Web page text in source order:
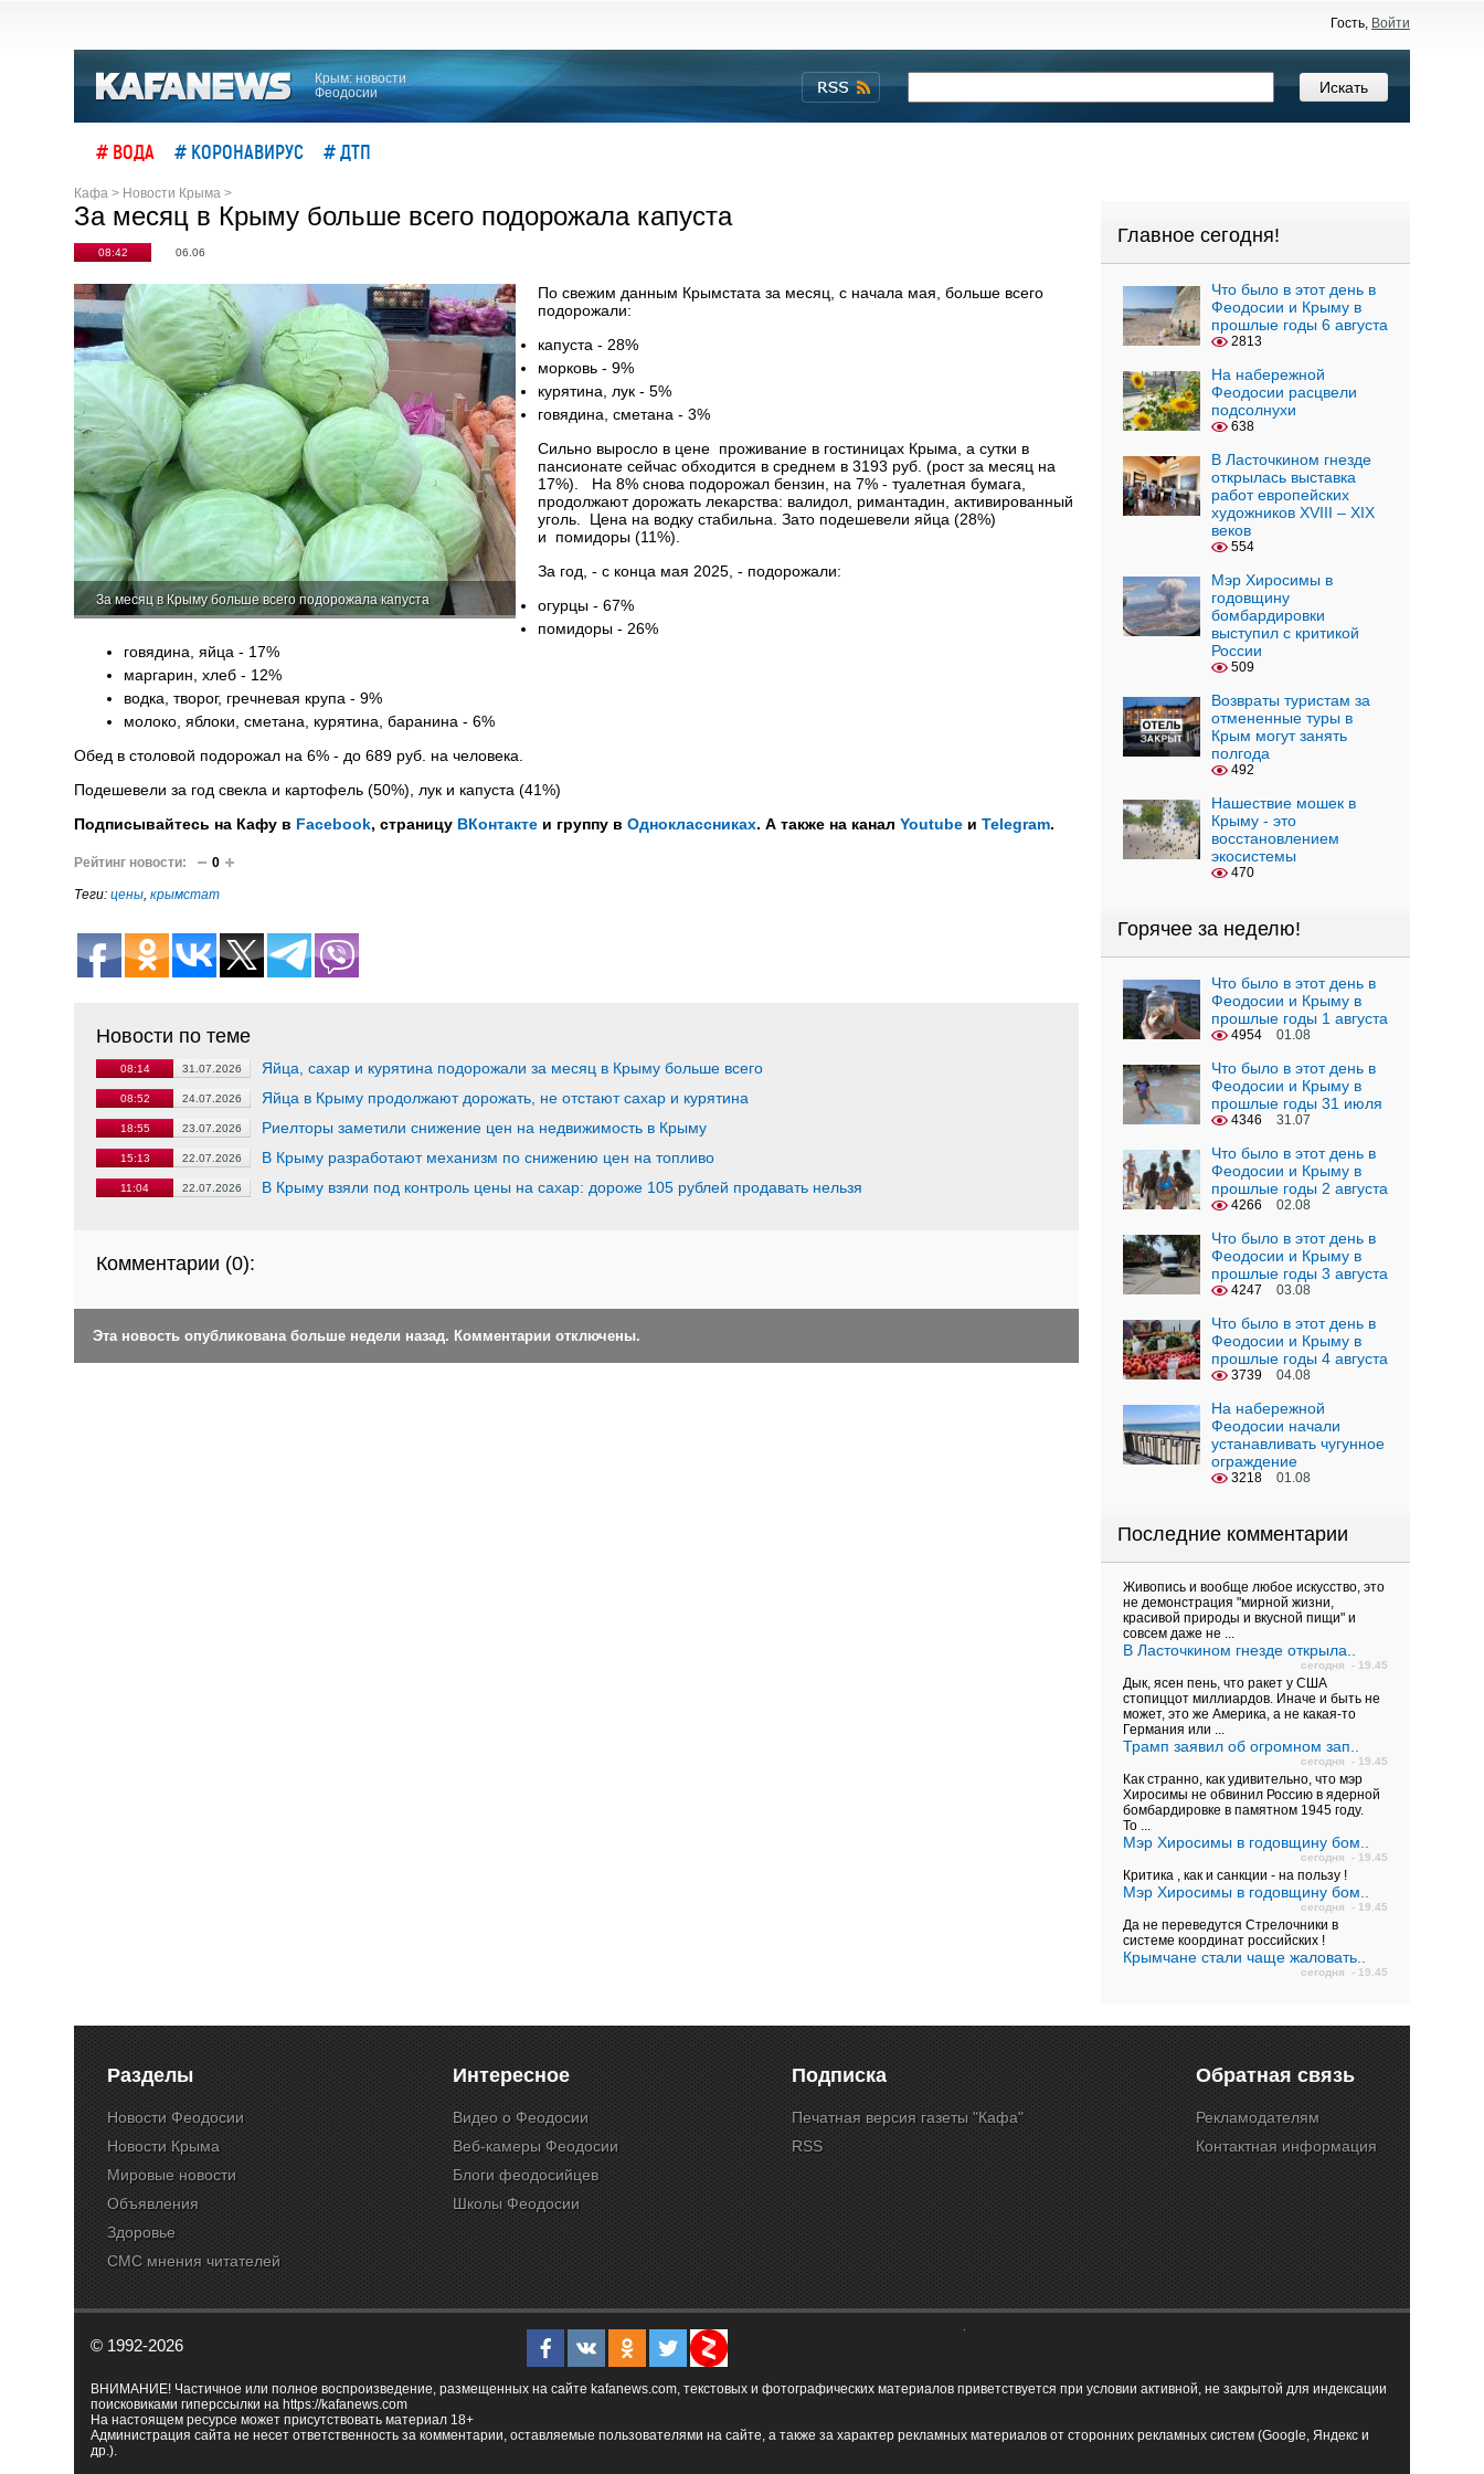
Гость, Войти
Крым: новости
Феодосии
# ВОДА # КОРОНАВИРУС # ДТП
Кафа > Новости Крыма >
За месяц в Крыму больше всего подорожала капуста
08:42 06.06
За месяц в Крыму больше всего подорожала капуста
По свежим данным Крымстата за месяц, с начала мая, больше всего
подорожали:
капуста - 28%
морковь - 9%
курятина, лук - 5%
говядина, сметана - 3%
Сильно выросло в цене проживание в гостиницах Крыма, а сутки в
пансионате сейчас обходится в среднем в 3193 руб. (рост за месяц на
17%). На 8% снова подорожал бензин, на 7% - туалетная бумага,
продолжают дорожать лекарства: валидол, римантадин, активированный
уголь. Цена на водку стабильна. Зато подешевели яйца (28%)
и помидоры (11%).
За год, - с конца мая 2025, - подорожали:
огурцы - 67%
помидоры - 26%
говядина, яйца - 17%
маргарин, хлеб - 12%
водка, творог, гречневая крупа - 9%
молоко, яблоки, сметана, курятина, баранина - 6%
Обед в столовой подорожал на 6% - до 689 руб. на человека.
Подешевели за год свекла и картофель (50%), лук и капуста (41%)
Подписывайтесь на Кафу в Facebook, страницу ВКонтакте и группу в Одноклассниках. А также на канал Youtube и Telegram.
Рейтинг новости: 0
Теги: цены, крымстат
Новости по теме
08:14 31.07.2026 Яйца, сахар и курятина подорожали за месяц в Крыму больше всего
08:52 24.07.2026 Яйца в Крыму продолжают дорожать, не отстают сахар и курятина
18:55 23.07.2026 Риелторы заметили снижение цен на недвижимость в Крыму
15:13 22.07.2026 В Крыму разработают механизм по снижению цен на топливо
11:04 22.07.2026 В Крыму взяли под контроль цены на сахар: дороже 105 рублей продавать нельзя
Комментарии (0):
Эта новость опубликована больше недели назад. Комментарии отключены.
Главное сегодня!
Что было в этот день в
Феодосии и Крыму в
прошлые годы 6 августа
2813
На набережной
Феодосии расцвели
подсолнухи
638
В Ласточкином гнезде
открылась выставка
работ европейских
художников XVIII – XIX
веков
554
Мэр Хиросимы в
годовщину
бомбардировки
выступил с критикой
России
509
Возвраты туристам за
отмененные туры в
Крым могут занять
полгода
492
Нашествие мошек в
Крыму - это
восстановлением
экосистемы
470
Горячее за неделю!
Что было в этот день в
Феодосии и Крыму в
прошлые годы 1 августа
4954 01.08
Что было в этот день в
Феодосии и Крыму в
прошлые годы 31 июля
4346 31.07
Что было в этот день в
Феодосии и Крыму в
прошлые годы 2 августа
4266 02.08
Что было в этот день в
Феодосии и Крыму в
прошлые годы 3 августа
4247 03.08
Что было в этот день в
Феодосии и Крыму в
прошлые годы 4 августа
3739 04.08
На набережной
Феодосии начали
устанавливать чугунное
ограждение
3218 01.08
Последние комментарии
Живопись и вообще любое искусство, это
не демонстрация "мирной жизни,
красивой природы и вкусной пищи" и
совсем даже не ...
В Ласточкином гнезде открыла..
сегодня - 19.45
Дык, ясен пень, что ракет у США
стопиццот миллиардов. Иначе и быть не
может, это же Америка, а не какая-то
Германия или ...
Трамп заявил об огромном зап..
сегодня - 19.45
Как странно, как удивительно, что мэр
Хиросимы не обвинил Россию в ядерной
бомбардировке в памятном 1945 году.
То ...
Мэр Хиросимы в годовщину бом..
сегодня - 19.45
Критика , как и санкции - на пользу !
Мэр Хиросимы в годовщину бом..
сегодня - 19.45
Да не переведутся Стрелочники в
системе координат российских !
Крымчане стали чаще жаловать..
сегодня - 19.45
Разделы
Новости Феодосии
Новости Крыма
Мировые новости
Объявления
Здоровье
СМС мнения читателей
Интересное
Видео о Феодосии
Веб-камеры Феодосии
Блоги феодосийцев
Школы Феодосии
Подписка
Печатная версия газеты "Кафа"
RSS
Обратная связь
Рекламодателям
Контактная информация
© 1992-2026
ВНИМАНИЕ! Частичное или полное воспроизведение, размещенных на сайте kafanews.com, текстовых и фотографических материалов приветствуется при условии активной, не закрытой для индексации
поисковиками гиперссылки на https://kafanews.com
На настоящем ресурсе может присутствовать материал 18+
Администрация сайта не несет ответственность за комментарии, оставляемые пользователями на сайте, а также за характер рекламных материалов от сторонних рекламных систем (Google, Яндекс и
др.).